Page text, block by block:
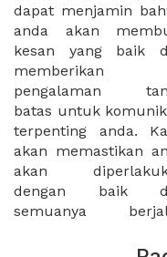
dapat menjamin
anda akan
kesan yang baik
memberikan
pengalaman
batas untuk
terpenting anda.
akan memastikan
akan
dengan baik
semuanya
empat orang,
berkapasitas
puluhan orang.
anda membutuhkan
ruang rapat
anda akan
fasilitas yang
khusus